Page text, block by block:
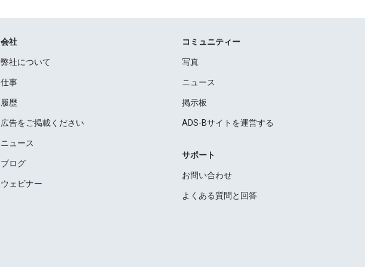
会社
弊社について
仕事
履歴
広告をご掲載ください
ニュース
ブログ
ウェビナー
コミュニティー
写真
ニュース
掲示板
ADS-Bサイトを運営する
サポート
お問い合わせ
よくある質問と回答